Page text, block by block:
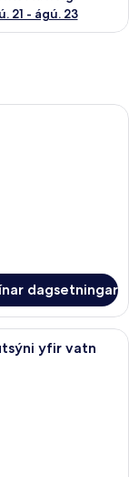
21 - ágú. 23
fjóra | Míníbar,
dagsetningar
tvíbreiðu rúmi -
yfir vatn